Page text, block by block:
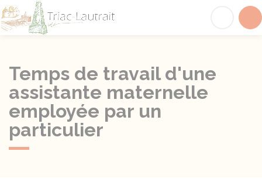
Temps de travail d'une
assistante maternelle
employée par un
particulier